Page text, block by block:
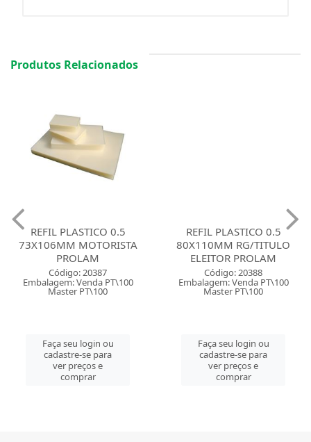
Produtos Relacionados
REFIL PLASTICO 0.5
73X106MM MOTORISTA
PROLAM
Código: 20387
Embalagem: Venda PT\100
Master PT\100
Faça seu login ou
cadastre-se para
ver preços e
comprar
REFIL PLASTICO 0.5
80X110MM RG/TITULO
ELEITOR PROLAM
Código: 20388
Embalagem: Venda PT\100
Master PT\100
Faça seu login ou
cadastre-se para
ver preços e
comprar